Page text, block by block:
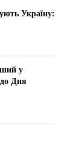
Україну:
у
Дня